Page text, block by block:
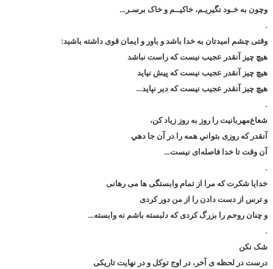
وچون به خـود نگیریـم، خاکیــم و خاک برسـر…
.
وقتی چشم امیدتان به خدا باشد و باور و ایمان قوی داشته باشید:
هیچ چیز آنقدر عجیب نیست که راست نباشد
هیچ چیز آنقدر عجیب نیست که پیش نیاید
هیچ چیز آنقدر عجیب نیست که دیر نپاید…
.
ﺷﻌﺎﻉﻣﻬﺮﺑﺎﻧﻴﺖ ﺭا ﺭﻭﺯ ﺑﻪ ﺭﻭﺯ ﺯﻳﺎﺩ ﻛﻦ،
ﺁﻧﻘﺪﺭ ﻛﻪ ﺭﻭﺯی ﺑﺘﻮاﻧﻲ ﻫﻤﻪ ﺭا ﺩﺭ ﺁﻥ ﺟﺎ ﺩﻫﻲ
ﺁﻥ ﻭﻗﺖ ﺗﺎ ﺧﺪا ﻓﺎﺻﻠﻪای ﻧﻴﺴﺖ…
.
خدایا شکرت که مرا از تمام وابستگی ها می رهانی
و ترس از دست دادن را از من دور کردی
و چنان روحم را بزرگ کردی که دلبسته باشم نه وابسته…
.
شک نکن
درست در لحظه ی آخر، در اوج توکل و در نهایت تاریکی